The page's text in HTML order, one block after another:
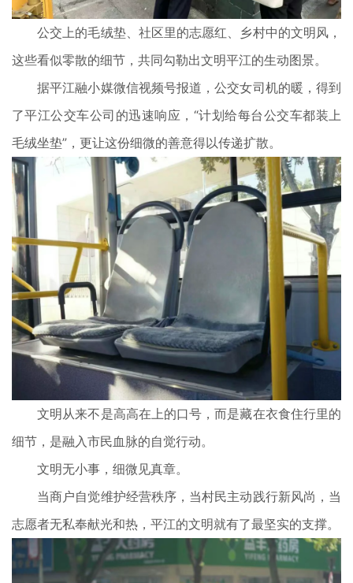
公交上的毛绒垫、社区里的志愿红、乡村中的文明风，
这些看似零散的细节，共同勾勒出文明平江的生动图景。
据平江融小媒微信视频号报道，公交女司机的暖，得到
了平江公交车公司的迅速响应，“计划给每台公交车都装上
毛绒坐垫”，更让这份细微的善意得以传递扩散。
文明从来不是高高在上的口号，而是藏在衣食住行里的
细节，是融入市民血脉的自觉行动。
文明无小事，细微见真章。
当商户自觉维护经营秩序，当村民主动践行新风尚，当
志愿者无私奉献光和热，平江的文明就有了最坚实的支撑。